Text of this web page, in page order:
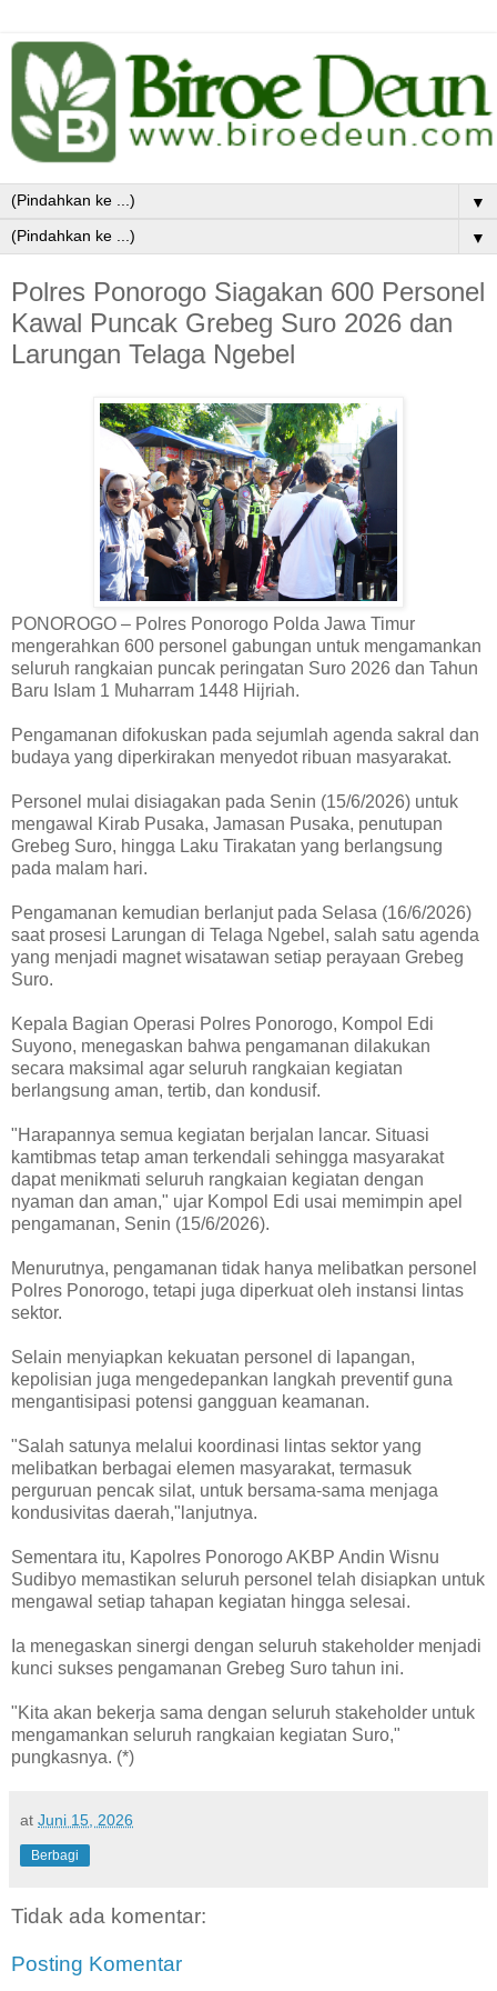
▼
▼
Polres Ponorogo Siagakan 600 Personel
Kawal Puncak Grebeg Suro 2026 dan
Larungan Telaga Ngebel
PONOROGO – Polres Ponorogo Polda Jawa Timur
mengerahkan 600 personel gabungan untuk mengamankan
seluruh rangkaian puncak peringatan Suro 2026 dan Tahun
Baru Islam 1 Muharram 1448 Hijriah.
Pengamanan difokuskan pada sejumlah agenda sakral dan
budaya yang diperkirakan menyedot ribuan masyarakat.
Personel mulai disiagakan pada Senin (15/6/2026) untuk
mengawal Kirab Pusaka, Jamasan Pusaka, penutupan
Grebeg Suro, hingga Laku Tirakatan yang berlangsung
pada malam hari.
Pengamanan kemudian berlanjut pada Selasa (16/6/2026)
saat prosesi Larungan di Telaga Ngebel, salah satu agenda
yang menjadi magnet wisatawan setiap perayaan Grebeg
Suro.
Kepala Bagian Operasi Polres Ponorogo, Kompol Edi
Suyono, menegaskan bahwa pengamanan dilakukan
secara maksimal agar seluruh rangkaian kegiatan
berlangsung aman, tertib, dan kondusif.
"Harapannya semua kegiatan berjalan lancar. Situasi
kamtibmas tetap aman terkendali sehingga masyarakat
dapat menikmati seluruh rangkaian kegiatan dengan
nyaman dan aman," ujar Kompol Edi usai memimpin apel
pengamanan, Senin (15/6/2026).
Menurutnya, pengamanan tidak hanya melibatkan personel
Polres Ponorogo, tetapi juga diperkuat oleh instansi lintas
sektor.
Selain menyiapkan kekuatan personel di lapangan,
kepolisian juga mengedepankan langkah preventif guna
mengantisipasi potensi gangguan keamanan.
"Salah satunya melalui koordinasi lintas sektor yang
melibatkan berbagai elemen masyarakat, termasuk
perguruan pencak silat, untuk bersama-sama menjaga
kondusivitas daerah,"lanjutnya.
Sementara itu, Kapolres Ponorogo AKBP Andin Wisnu
Sudibyo memastikan seluruh personel telah disiapkan untuk
mengawal setiap tahapan kegiatan hingga selesai.
Ia menegaskan sinergi dengan seluruh stakeholder menjadi
kunci sukses pengamanan Grebeg Suro tahun ini.
"Kita akan bekerja sama dengan seluruh stakeholder untuk
mengamankan seluruh rangkaian kegiatan Suro,"
pungkasnya. (*)
at Juni 15, 2026
Berbagi
Tidak ada komentar:
Posting Komentar